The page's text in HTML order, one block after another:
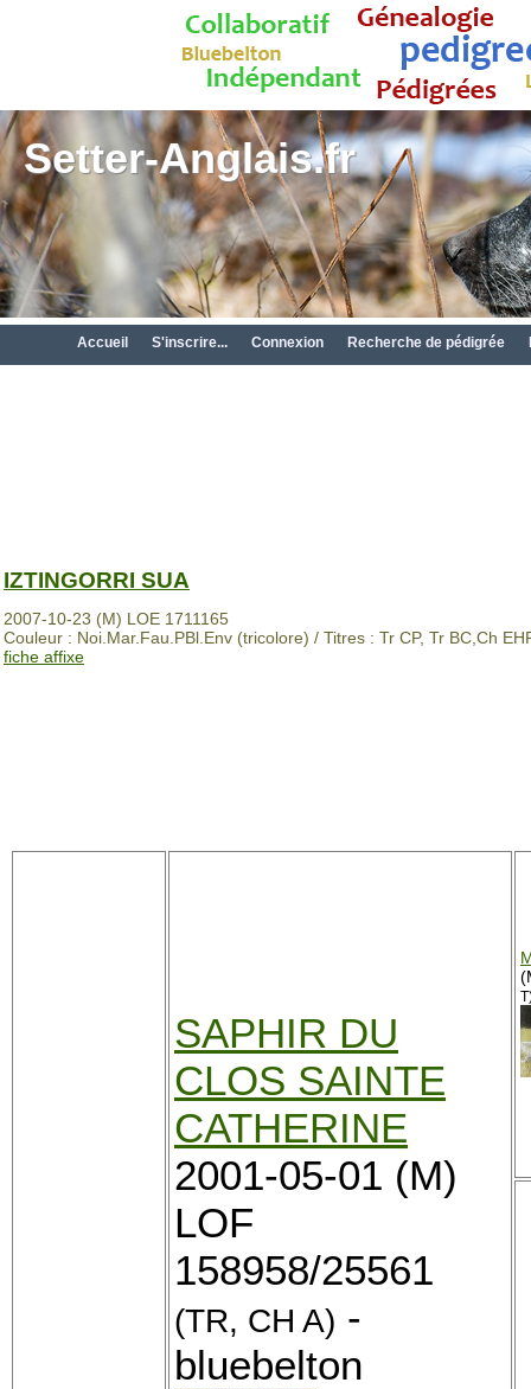
Setter-Anglais.fr
Accueil S'inscrire... Connexion Recherche de pédigrée
IZTINGORRI SUA
2007-10-23 (M) LOE 1711165
Couleur : Noi.Mar.Fau.PBl.Env (tricolore) / Titres : Tr CP, Tr BC,Ch
fiche affixe
SAPHIR DU
CLOS SAINTE
CATHERINE
2001-05-01 (M)
LOF
158958/25561
(TR, CH A) -
bluebelton